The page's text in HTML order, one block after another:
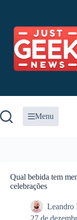
conteúdo
Menu
Qual bebida tem
celebrações
Leandro
27 de